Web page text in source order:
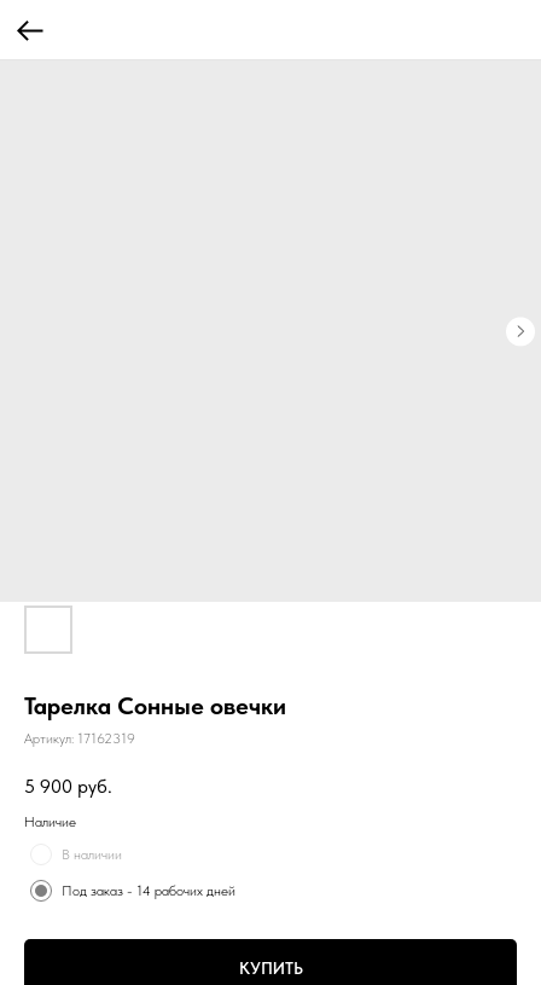
Тарелка Сонные овечки
Артикул: 17162319
5 900 руб.
Наличие
В наличии
Под заказ - 14 рабочих дней
КУПИТЬ